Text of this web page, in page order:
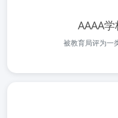
AAAA
被教育局评为一